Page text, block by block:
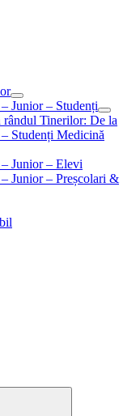
Junior – Studenți
rândul Tinerilor: De la
Studenți Medicină
Junior – Elevi
Junior – Preșcolari &